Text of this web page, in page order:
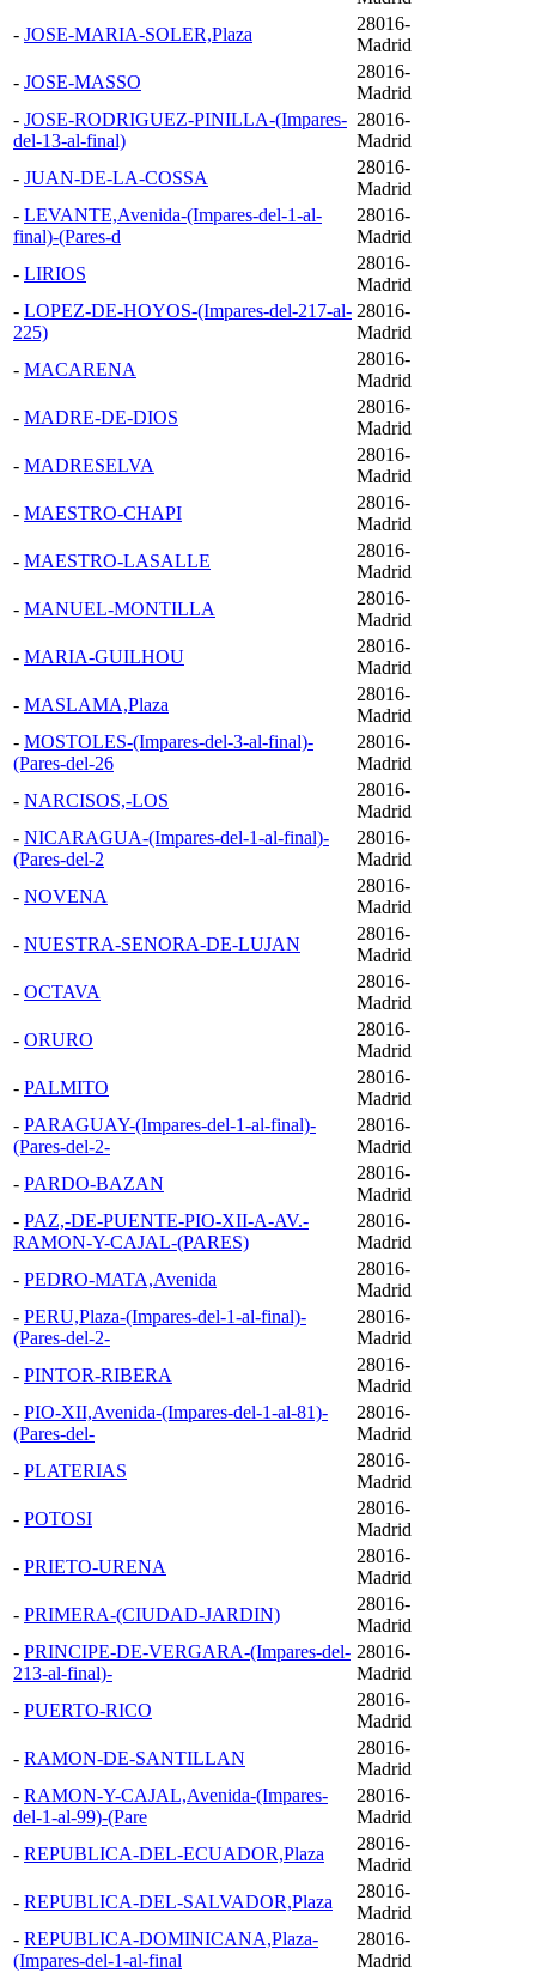
- JOSE-MARIA-SOLER,Plaza
28016-
Madrid
- JOSE-MASSO
28016-
Madrid
- JOSE-RODRIGUEZ-PINILLA-(Impares-
del-13-al-final)
28016-
Madrid
- JUAN-DE-LA-COSSA
28016-
Madrid
- LEVANTE,Avenida-(Impares-del-1-al-
final)-(Pares-d
28016-
Madrid
- LIRIOS
28016-
Madrid
- LOPEZ-DE-HOYOS-(Impares-del-217-al-
225)
28016-
Madrid
- MACARENA
28016-
Madrid
- MADRE-DE-DIOS
28016-
Madrid
- MADRESELVA
28016-
Madrid
- MAESTRO-CHAPI
28016-
Madrid
- MAESTRO-LASALLE
28016-
Madrid
- MANUEL-MONTILLA
28016-
Madrid
- MARIA-GUILHOU
28016-
Madrid
- MASLAMA,Plaza
28016-
Madrid
- MOSTOLES-(Impares-del-3-al-final)-
(Pares-del-26
28016-
Madrid
- NARCISOS,-LOS
28016-
Madrid
- NICARAGUA-(Impares-del-1-al-final)-
(Pares-del-2
28016-
Madrid
- NOVENA
28016-
Madrid
- NUESTRA-SENORA-DE-LUJAN
28016-
Madrid
- OCTAVA
28016-
Madrid
- ORURO
28016-
Madrid
- PALMITO
28016-
Madrid
- PARAGUAY-(Impares-del-1-al-final)-
(Pares-del-2-
28016-
Madrid
- PARDO-BAZAN
28016-
Madrid
- PAZ,-DE-PUENTE-PIO-XII-A-AV.-
RAMON-Y-CAJAL-(PARES)
28016-
Madrid
- PEDRO-MATA,Avenida
28016-
Madrid
- PERU,Plaza-(Impares-del-1-al-final)-
(Pares-del-2-
28016-
Madrid
- PINTOR-RIBERA
28016-
Madrid
- PIO-XII,Avenida-(Impares-del-1-al-81)-
(Pares-del-
28016-
Madrid
- PLATERIAS
28016-
Madrid
- POTOSI
28016-
Madrid
- PRIETO-URENA
28016-
Madrid
- PRIMERA-(CIUDAD-JARDIN)
28016-
Madrid
- PRINCIPE-DE-VERGARA-(Impares-del-
213-al-final)-
28016-
Madrid
- PUERTO-RICO
28016-
Madrid
- RAMON-DE-SANTILLAN
28016-
Madrid
- RAMON-Y-CAJAL,Avenida-(Impares-
del-1-al-99)-(Pare
28016-
Madrid
- REPUBLICA-DEL-ECUADOR,Plaza
28016-
Madrid
- REPUBLICA-DEL-SALVADOR,Plaza
28016-
Madrid
- REPUBLICA-DOMINICANA,Plaza-
(Impares-del-1-al-final
28016-
Madrid